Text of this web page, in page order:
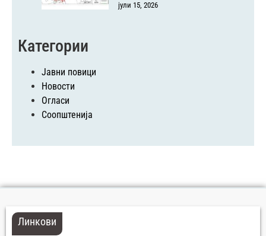
јули 15, 2026
Категории
Јавни повици
Новости
Огласи
Соопштенија
Линкови